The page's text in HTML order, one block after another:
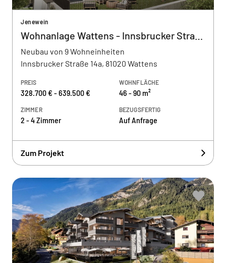
Jenewein
Wohnanlage Wattens - Innsbrucker Straße
Neubau von 9 Wohneinheiten
Innsbrucker Straße 14a, 81020 Wattens
PREIS
328.700 € - 639.500 €
WOHNFLÄCHE
46 - 90 m²
ZIMMER
2 - 4 Zimmer
BEZUGSFERTIG
Auf Anfrage
Zum Projekt